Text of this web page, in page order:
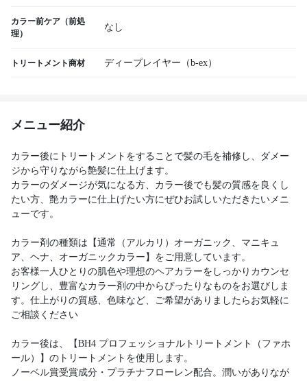
カラー前ケア（前処
理）
なし
トリートメント商材 ディープレイヤー（b-ex）
メニュー紹介
カラー後にトリートメントをすることで髪の毛を補修し、ダメー
ジから守りながら艶髪に仕上げます。
カラーのダメージが気になる方、カラー後でも髪の質感を良くし
たい方、艶カラーに仕上げたい方にぜひお試しいただきたいメニ
ューです。
カラー剤の種類は【通常（アルカリ）オーガニック、マニキュ
ア、ヘナ、オーガニックカラー】をご用意しています。
お客様一人ひとりの肌色や理想のヘアカラーをしっかりカウンセ
リングし、豊富なカラー剤の中からぴったりなものをお選びしま
す。仕上がりの質感、色味など、ご希望がありましたらお気軽に
ご相談ください
カラー後は、【BH4 プロフェッショナルトリートメント（ファホ
ール）】のトリートメントを使用します。
ノーベル賞受賞成分・プラチナフローレン配合。潤いがありなが